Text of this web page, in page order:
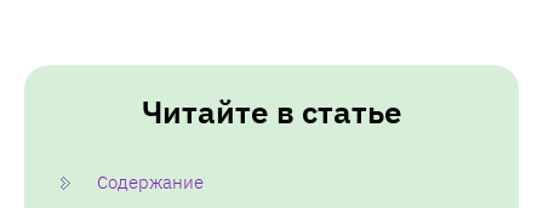
Читайте в статье
Содержание